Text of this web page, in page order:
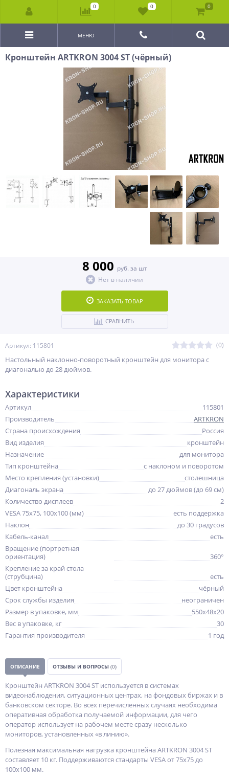
МЕНЮ
Кронштейн ARTKRON 3004 ST (чёрный)
Артикул: 115801 (0)
Настольный наклонно-поворотный кронштейн для монитора с
диагональю до 28 дюймов.
8 000 руб. за шт
Нет в наличии
ЗАКАЗАТЬ ТОВАР
СРАВНИТЬ
Характеристики
Артикул
115801
Производитель
ARTKRON
Страна происхождения
Россия
Вид изделия
кронштейн
Назначение
для монитора
Тип кронштейна
с наклоном и поворотом
Место крепления (установки)
столешница
Диагональ экрана
до 27 дюймов (до 69 см)
Количество дисплеев
2
VESA 75x75, 100x100 (мм)
есть поддержка
Наклон
до 30 градусов
Кабель-канал
есть
Вращение (портретная
ориентация)
360°
Крепление за край стола
(струбцина)
есть
Цвет кронштейна
чёрный
Срок службы изделия
неограничен
Размер в упаковке, мм
550x48x20
Вес в упаковке, кг
30
Гарантия производителя
1 год
ОПИСАНИЕ ОТЗЫВЫ И ВОПРОСЫ (0)
Кронштейн ARTKRON 3004 ST используется в системах
видеонаблюдения, ситуационных центрах, на фондовых биржах и в
банковском секторе. Во всех перечисленных случаях необходима
оперативная обработка получаемой информации, для чего
оператор использует на рабочем месте сразу несколько
мониторов, установленных «в линию».
Полезная максимальная нагрузка кронштейна ARTKRON 3004 ST
составляет 10 кг. Поддерживаются стандарты VESA от 75х75 до
100х100 мм.
0 0 0